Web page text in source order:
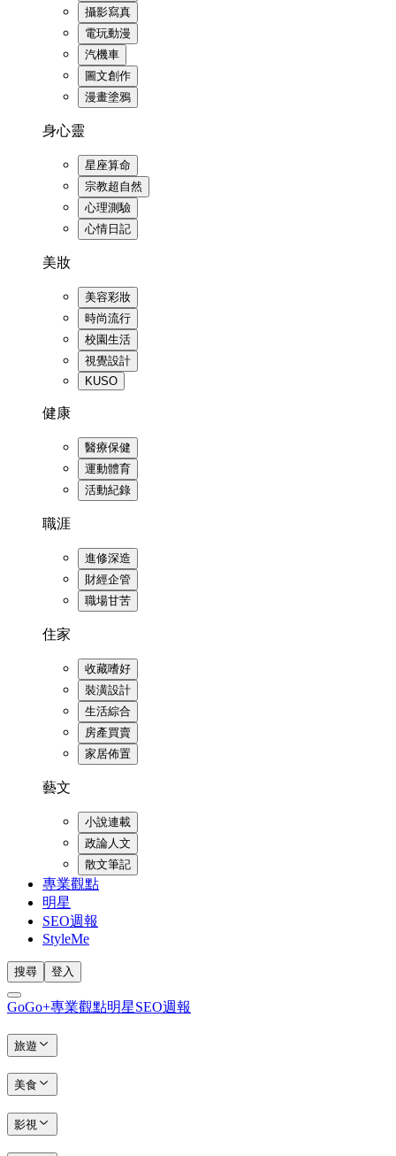
攝影寫真
電玩動漫
汽機車
圖文創作
漫畫塗鴉
身心靈
星座算命
宗教超自然
心理測驗
心情日記
美妝
美容彩妝
時尚流行
校園生活
視覺設計
KUSO
健康
醫療保健
運動體育
活動紀錄
職涯
進修深造
財經企管
職場甘苦
住家
收藏嗜好
裝潢設計
生活綜合
房產買賣
家居佈置
藝文
小說連載
政論人文
散文筆記
專業觀點
明星
SEO週報
StyleMe
搜尋 登入
GoGo+專業觀點明星SEO週報
旅遊
美食
影視